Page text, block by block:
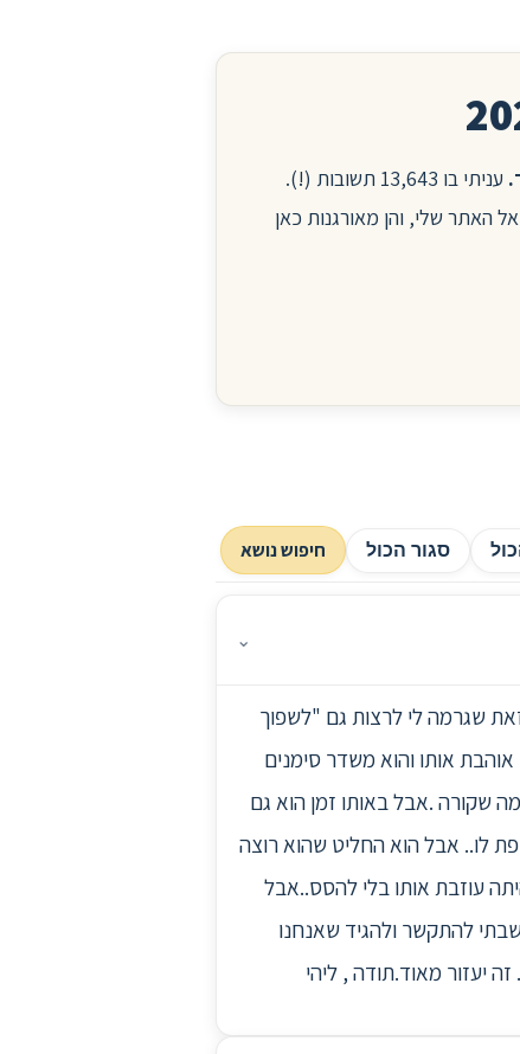
עניתי בו 13,643 תשובות (!).
אל האתר שלי, והן מאורגנות כאן
סגור הכול חיפוש נושא
⌄
שגרמה לי לרצות גם "לשפוך
תקופה מסויימת.. אני עדיין אוהבת אותו והוא משדר סימנים
שקורה .אבל באותו זמן הוא גם
לו.. אבל הוא החליט שהוא רוצה
עוזבת אותו בלי להסס..אבל
להתקשר ולהגיד שאנחנו
יעזור מאוד.תודה , ליהי